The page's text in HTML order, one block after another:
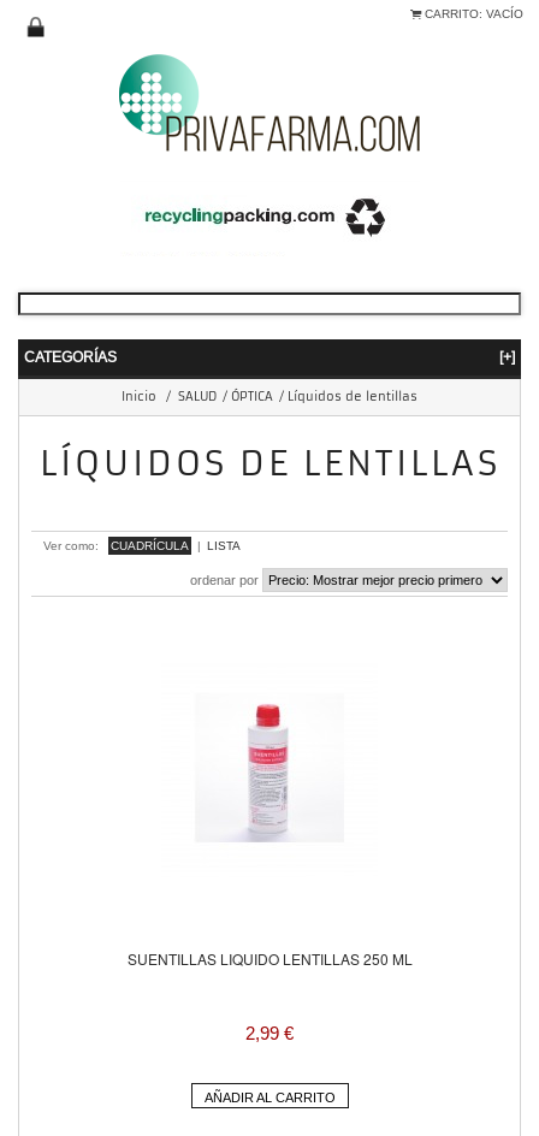
CARRITO: VACÍO
CATEGORÍAS [+]
Inicio / SALUD / ÓPTICA / Líquidos de lentillas
LÍQUIDOS DE LENTILLAS
Ver como: CUADRÍCULA | LISTA
ordenar por
SUENTILLAS LIQUIDO LENTILLAS 250 ML
2,99 €
AÑADIR AL CARRITO